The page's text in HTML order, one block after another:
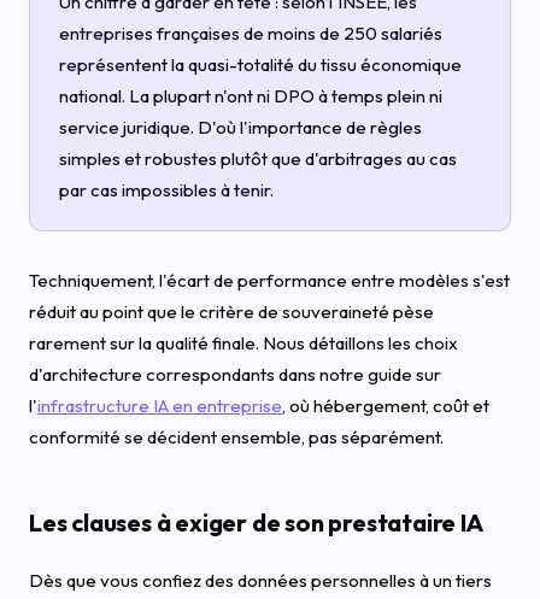
entreprises françaises de moins de 250 salariés
représentent la quasi-totalité du tissu économique
national. La plupart n'ont ni DPO à temps plein ni
service juridique. D'où l'importance de règles
simples et robustes plutôt que d'arbitrages au cas
par cas impossibles à tenir.
Techniquement, l'écart de performance entre modèles s'est
réduit au point que le critère de souveraineté pèse
rarement sur la qualité finale. Nous détaillons les choix
d'architecture correspondants dans notre guide sur
l'infrastructure IA en entreprise, où hébergement, coût et
conformité se décident ensemble, pas séparément.
Les clauses à exiger de son prestataire IA
Dès que vous confiez des données personnelles à un tiers